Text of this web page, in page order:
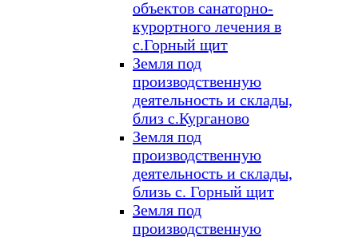
объектов санаторно-
курортного лечения в
с.Горный щит
Земля под
производственную
деятельность и склады,
близ с.Курганово
Земля под
производственную
деятельность и склады,
близь с. Горный щит
Земля под
производственную